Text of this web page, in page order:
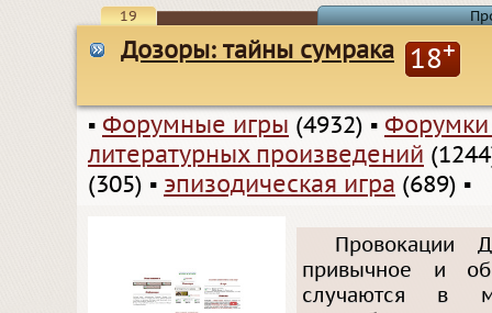
19
Дозоры: тайны сумрака 18+
▪ Форумные игры (4932) ▪
литературных произведений
(305) ▪ эпизодическая игра (689) ▪
Провокации
привычное и
случаются в